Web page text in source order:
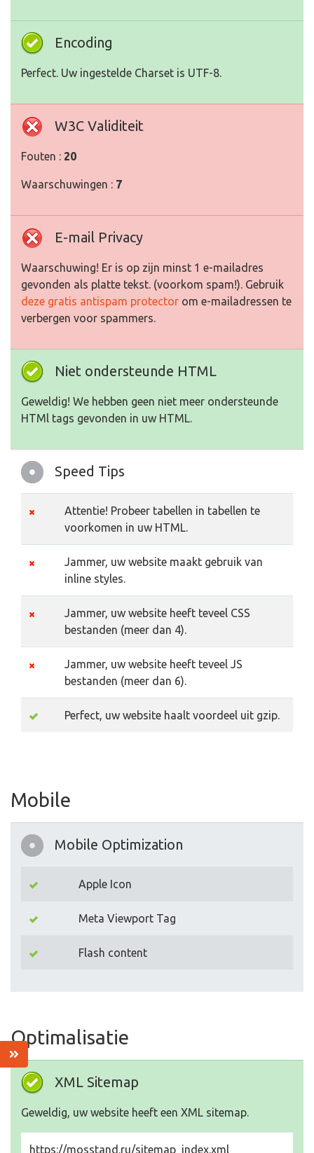
Encoding
Perfect. Uw ingestelde Charset is UTF-8.
W3C Validiteit
Fouten : 20
Waarschuwingen : 7
E-mail Privacy
Waarschuwing! Er is op zijn minst 1 e-mailadres
gevonden als platte tekst. (voorkom spam!). Gebruik
deze gratis antispam protector om e-mailadressen te
verbergen voor spammers.
Niet ondersteunde HTML
Geweldig! We hebben geen niet meer ondersteunde
HTMl tags gevonden in uw HTML.
Speed Tips
Attentie! Probeer tabellen in tabellen te
voorkomen in uw HTML.
Jammer, uw website maakt gebruik van
inline styles.
Jammer, uw website heeft teveel CSS
bestanden (meer dan 4).
Jammer, uw website heeft teveel JS
bestanden (meer dan 6).
Perfect, uw website haalt voordeel uit gzip.
Mobile
Mobile Optimization
Apple Icon
Meta Viewport Tag
Flash content
Optimalisatie
XML Sitemap
Geweldig, uw website heeft een XML sitemap.
https://mosstand.ru/sitemap_index.xml